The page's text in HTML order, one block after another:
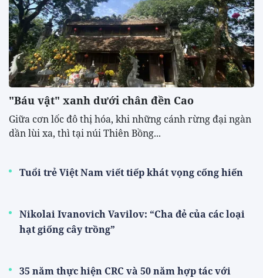
"Báu vật" xanh dưới chân đền Cao
​Giữa cơn lốc đô thị hóa, khi những cánh rừng đại ngàn
dần lùi xa, thì tại núi Thiên Bồng...
Tuổi trẻ Việt Nam viết tiếp khát vọng cống hiến
Nikolai Ivanovich Vavilov: “Cha đẻ của các loại
hạt giống cây trồng”
35 năm thực hiện CRC và 50 năm hợp tác với